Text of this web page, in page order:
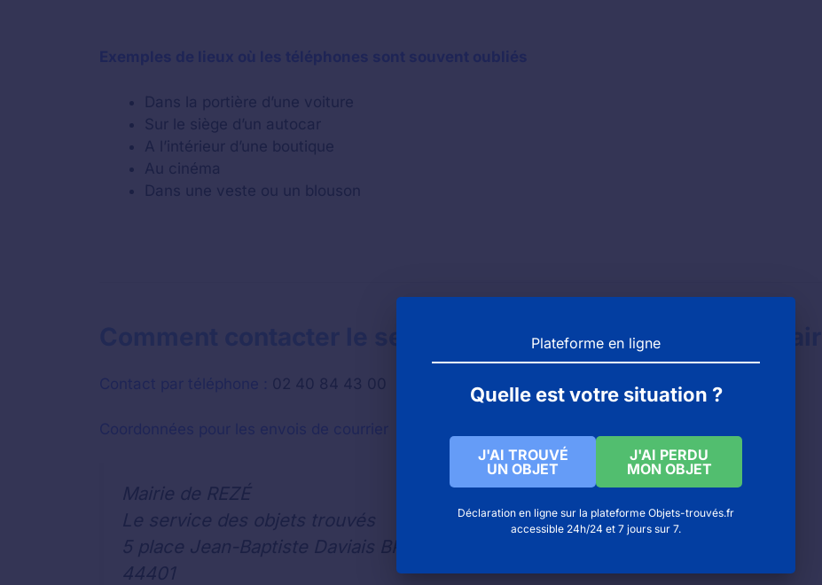
Dans la portière d’une voiture
Sur le siège d’un autocar
A l’intérieur d’une boutique
Au cinéma
Dans une veste ou un blouson
Comment contacter le service des objets trouvés de la
02 40 84 43 00
Mairie de REZÉ
Le service des objets trouvés
5 place Jean-Baptiste Daviais BP 159
44401
Plateforme en ligne
Quelle est votre situation ?
J'AI TROUVÉ
UN OBJET
J'AI PERDU
MON OBJET
Déclaration en ligne sur la plateforme Objets-trouvés.fr
accessible 24h/24 et 7 jours sur 7.